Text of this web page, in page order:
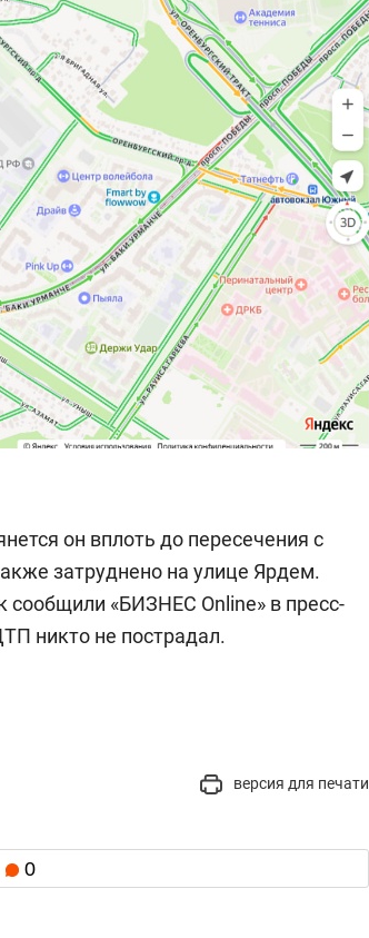
он вплоть до пересечения с
затруднено на улице Ярдем.
«БИЗНЕС Online» в пресс-
никто не пострадал.
версия для печати
0